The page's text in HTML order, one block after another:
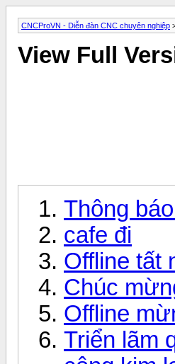
CNCProVN - Diễn đàn CNC chuyên nghiệp
View Full
Thông
cafe đi
Offline tất
Chúc
Offline
Triển lãm